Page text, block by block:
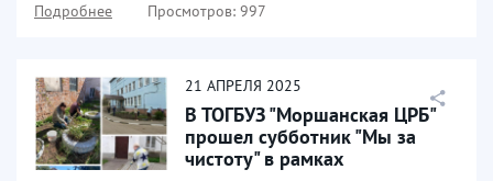
Подробнее Просмотров: 997
21 АПРЕЛЯ 2025
В ТОГБУЗ "Моршанская ЦРБ"
прошел субботник "Мы за
чистоту" в рамках